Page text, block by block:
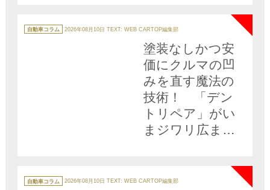
ルマ!!
テ
ゴ
自動車コラム 2026年08月10日 TEXT: WEB CARTOP編集部
塗装なしかつ安
価にクルマの凹
みを直す魔法の
技術！ 「デン
トリペア」がい
まジワリ広まっ
カ
テ
ゴ
自動車コラム 2026年08月10日 TEXT: WEB CARTOP編集部